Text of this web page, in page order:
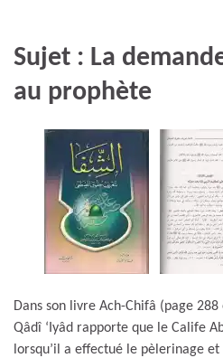
Sujet : La
au prophète
Dans son livre Ach-Chifâ (page
Qâdî ‘Iyâd rapporte que le Calife
lorsqu’il a effectué le pèlerinage